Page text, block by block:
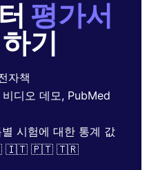
평가서
기
자책
디오 데모, PubMed
시험에 대한 통계 값
🇮🇹 🇵🇹 🇹🇷